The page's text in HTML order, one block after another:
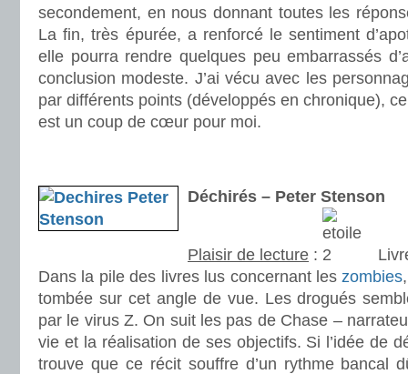
secondement, en nous donnant toutes les
La fin, très épurée, a renforcé le sentiment
elle pourra rendre quelques peu embarrassés
conclusion modeste. J’ai vécu avec les
par différents points (développés en chronique),
est un coup de cœur pour moi.
Déchirés – Peter Stenson
Plaisir de lecture :
Dans la pile des livres lus concernant leszombies
tombée sur cet angle de vue. Les drogués
par le virus Z. On suit les pas de Chase –
vie et la réalisation de ses objectifs. Si l’idée de
trouve que ce récit souffre d’un rythme bancal